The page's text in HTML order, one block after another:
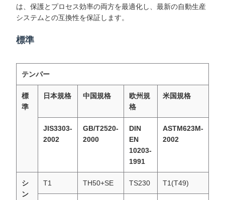
は、保護とプロセス効率の両方を最適化し、最新の自動生産
システムとの互換性を保証します。
標準
テンパー
標
準
日本規格 中国規格
欧州規
格
米国規格
JIS3303-
2002
GB/T2520-
2000
DIN
EN
10203-
1991
ASTM623M-
2002
シ
ン
T1 TH50+SE TS230 T1(T49)